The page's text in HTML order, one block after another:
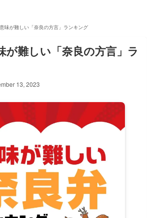
味が難しい「奈良の方言」ランキング
が難しい「奈良の方言」ラ
13, 2023